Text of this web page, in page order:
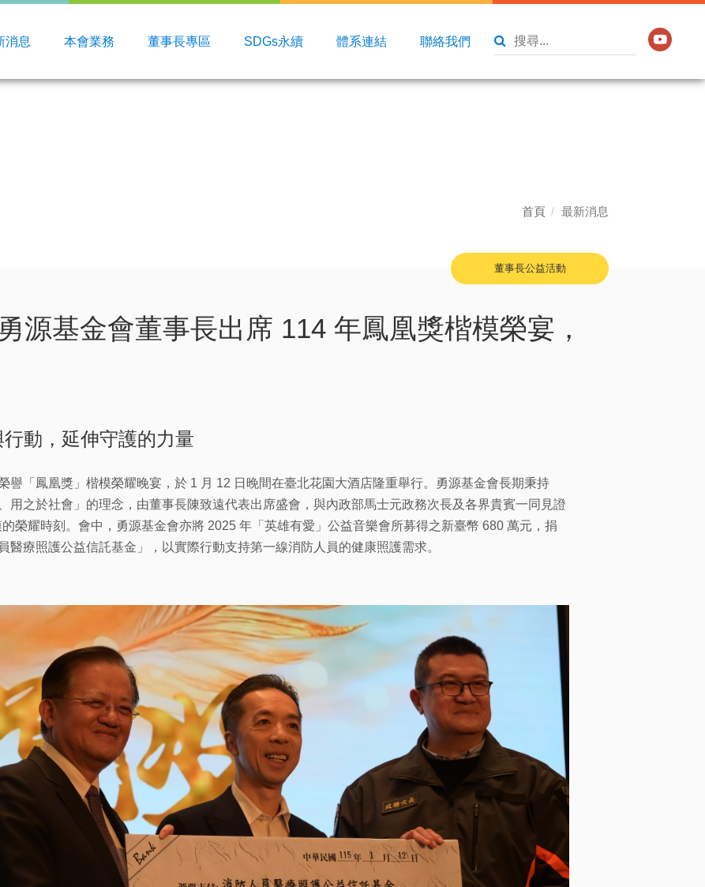
消息 本會業務 董事長專區 SDGs永續 體系連結 聯絡我們
首頁 最新消息
董事長公益活動
源基金會董事長出席 114 年鳳凰獎楷模榮宴，
動，延伸守護的力量
譽「鳳凰獎」楷模榮耀晚宴，於 1 月 12 日晚間在臺北花園大酒店隆重舉行。勇源基金會長期秉持
用之於社會」的理念，由董事長陳致遠代表出席盛會，與內政部馬士元政務次長及各界貴賓一同見證
榮耀時刻。會中，勇源基金會亦將 2025 年「英雄有愛」公益音樂會所募得之新臺幣 680 萬元，捐
醫療照護公益信託基金」，以實際行動支持第一線消防人員的健康照護需求。